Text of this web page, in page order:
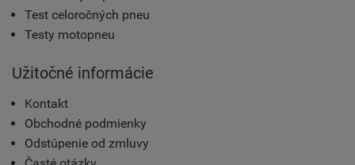
Test celoročných pneu
Testy motopneu
Užitočné informácie
Kontakt
Obchodné podmienky
Odstúpenie od zmluvy